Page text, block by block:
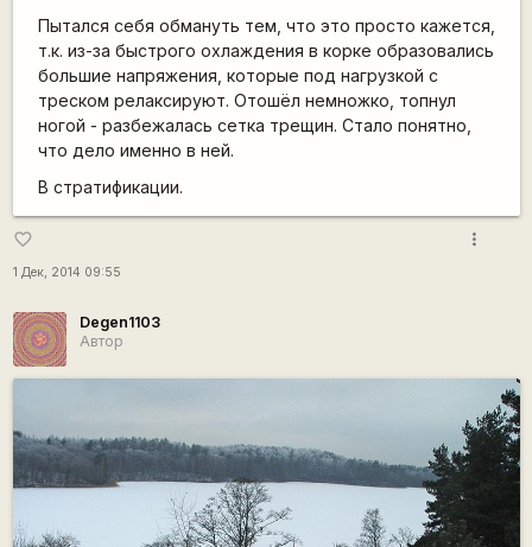
Пытался себя обмануть тем, что это просто кажется,
т.к. из-за быстрого охлаждения в корке образовались
большие напряжения, которые под нагрузкой с
треском релаксируют. Отошёл немножко, топнул
ногой - разбежалась сетка трещин. Стало понятно,
что дело именно в ней.
В стратификации.
favorite_border
1 Дек, 2014 09:55
more_vert
Degen1103
Автор